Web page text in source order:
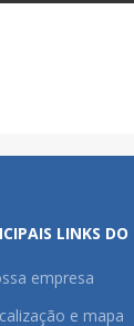
LINKS DO
empresa
e mapa